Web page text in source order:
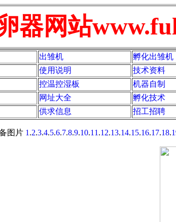
网站
出雏机 孵化出雏机
使用说明 技术资料
控温控湿板 机器自制
网址大全 孵化技术
供求信息 招工招聘
图片 1 .2.3.4.5.6.7.8.9.10.11 .12.13.14.15.16.17.18.